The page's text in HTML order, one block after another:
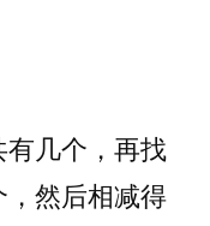
几个，再找
然后相减得